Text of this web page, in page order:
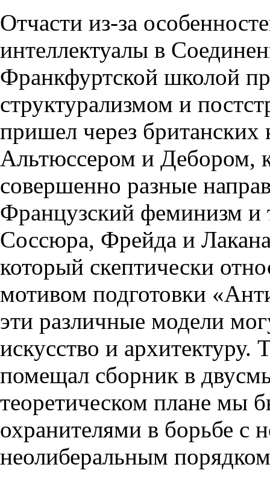
Отчасти из-за
интеллектуалы в
Франкфуртской школой
структурализмом и
пришел через британских
Альтюссером и Дебором,
совершенно разные
Французский феминизм и
Соссюра, Фрейда и
который скептически
мотивом подготовки
эти различные модели
искусство и
помещал сборник в
теоретическом плане мы
охранителями в борьбе с
неолиберальным